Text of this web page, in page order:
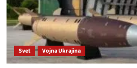
Svet Vojna Ukrajina